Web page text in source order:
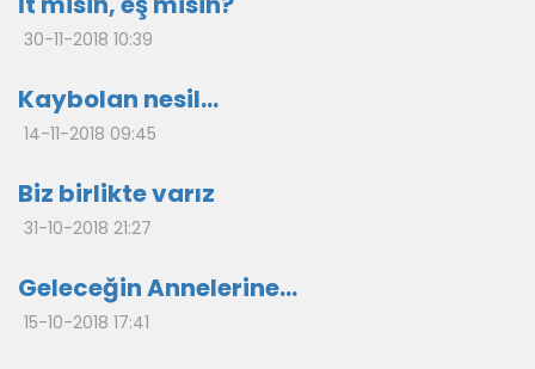
30-11-2018 10:39
Kaybolan nesil…
14-11-2018 09:45
Biz birlikte varız
31-10-2018 21:27
Geleceğin Annelerine...
15-10-2018 17:41